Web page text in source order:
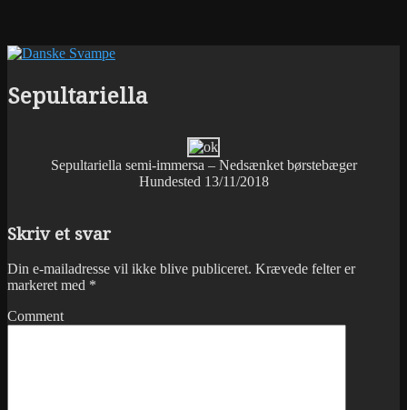
Sepultariella
Sepultariella semi-immersa – Nedsænket børstebæger
Hundested 13/11/2018
Skriv et svar
Din e-mailadresse vil ikke blive publiceret. Krævede felter er
markeret med *
Comment